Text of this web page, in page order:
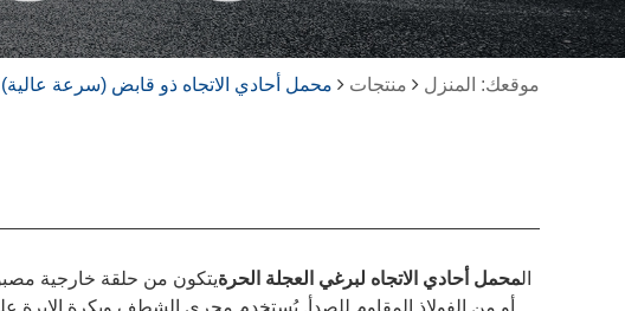
موقعك: المنزل منتجات محمل أحادي الاتجاه ذو قابض (سرعة عالية)
المحمل أحادي الاتجاه لبرغي العجلة الحرةيتكون من حلقة خارجية
أو من الفولاذ المقاوم للصدأ. يُستخدم مجرى الشطف وبكرة